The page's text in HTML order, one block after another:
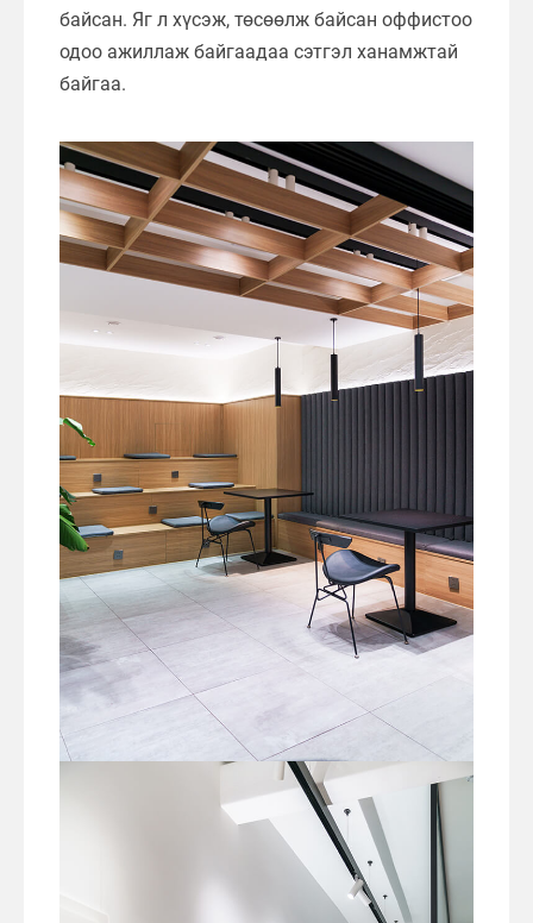
байсан. Яг л хүсэж, төсөөлж байсан оффистоо
одоо ажиллаж байгаадаа сэтгэл ханамжтай
байгаа.